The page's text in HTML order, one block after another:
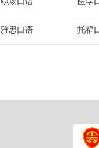
雅思口语 托福